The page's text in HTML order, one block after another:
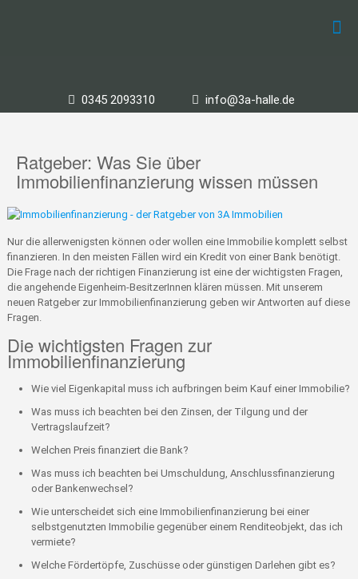
0345 2093310 info@3a-halle.de
Ratgeber: Was Sie über
Immobilienfinanzierung wissen müssen
Nur die allerwenigsten können oder wollen eine Immobilie komplett selbst
finanzieren. In den meisten Fällen wird ein Kredit von einer Bank benötigt.
Die Frage nach der richtigen Finanzierung ist eine der wichtigsten Fragen,
die angehende Eigenheim-BesitzerInnen klären müssen. Mit unserem
neuen Ratgeber zur Immobilienfinanzierung geben wir Antworten auf diese
Fragen.
Die wichtigsten Fragen zur
Immobilienfinanzierung
Wie viel Eigenkapital muss ich aufbringen beim Kauf einer Immobilie?
Was muss ich beachten bei den Zinsen, der Tilgung und der
Vertragslaufzeit?
Welchen Preis finanziert die Bank?
Was muss ich beachten bei Umschuldung, Anschlussfinanzierung
oder Bankenwechsel?
Wie unterscheidet sich eine Immobilienfinanzierung bei einer
selbstgenutzten Immobilie gegenüber einem Renditeobjekt, das ich
vermiete?
Welche Fördertöpfe, Zuschüsse oder günstigen Darlehen gibt es?